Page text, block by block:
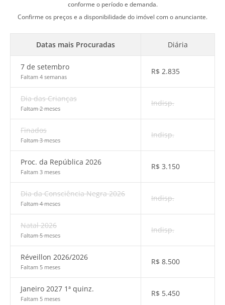
conforme o período e demanda.
Confirme os preços e a disponibilidade do imóvel com o anunciante.
Datas mais Procuradas Diária
7 de setembro
Faltam 4 semanas
R$ 2.835
Dia das Crianças
Faltam 2 meses
Indisp.
Finados
Faltam 3 meses
Indisp.
Proc. da República 2026
Faltam 3 meses
R$ 3.150
Dia da Consciência Negra 2026
Faltam 4 meses
Indisp.
Natal 2026
Faltam 5 meses
Indisp.
Réveillon 2026/2026
Faltam 5 meses
R$ 8.500
Janeiro 2027 1ª quinz.
Faltam 5 meses
R$ 5.450